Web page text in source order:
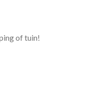
of tuin!